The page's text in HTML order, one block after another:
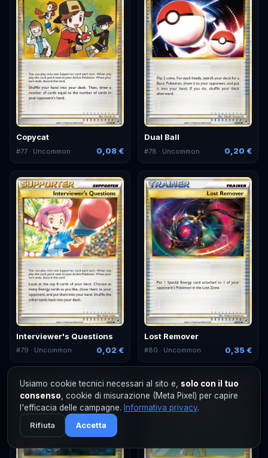
Copycat
#77 · Uncommon 0,08 €
Dual Ball
#78 · Uncommon 0,20 €
Interviewer's Questions
#79 · Uncommon 0,02 €
Lost Remover
#80 · Uncommon 0,35 €
Usiamo cookie tecnici necessari al sito e, solo con il tuo
consenso , cookie di misurazione (Meta Pixel) per capire
l'efficacia delle campagne. Informativa privacy.
Rifiuta
Accetta